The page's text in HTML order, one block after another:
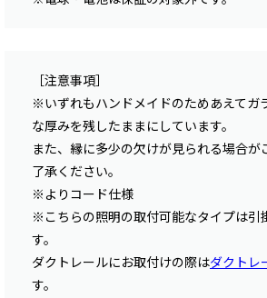
［注意事項］
※いずれもハンドメイドのためあえてガ
な厚みを残したままにしています。
また、縁に多少の欠けが見られる場合が
了承ください。
※よりコード仕様
※こちらの照明の取付可能なタイプは引
す。
ダクトレールにお取付けの際はダクトレ
す。